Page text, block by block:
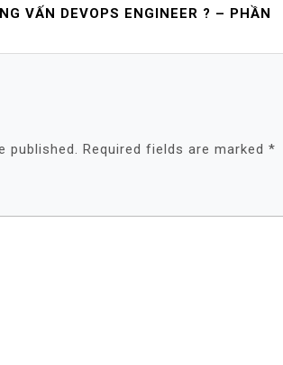
VẤN DEVOPS ENGINEER ? – PHẦN
published. Required fields are marked *